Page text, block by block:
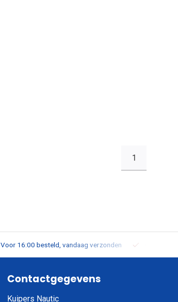
1
Voor 16:00 besteld, vandaag verzonden
Contactgegevens
Kuipers Nautic